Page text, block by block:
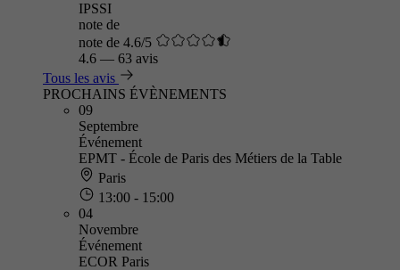
IPSSI
note de
note de 4.6/5
4.6 — 63 avis
Tous les avis
PROCHAINS ÉVÈNEMENTS
09
Septembre
Événement
EPMT - École de Paris des Métiers de la Table
Paris
13:00 - 15:00
04
Novembre
Événement
ECOR Paris